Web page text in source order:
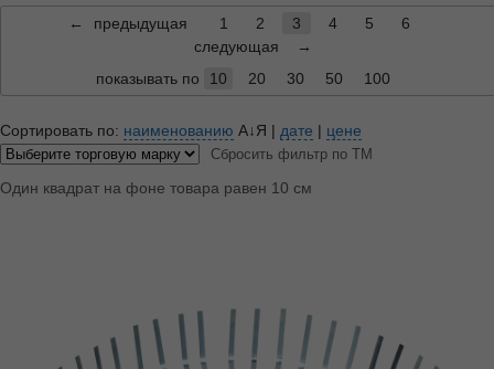
← предыдущая 1 2 3 4 5
6
следующая
→
показывать по
10 20 30 50 100
Сортировать по: наименованию А↓Я | дате | цене
Сбросить фильтр по ТМ
Один квадрат на фоне товара равен 10 см